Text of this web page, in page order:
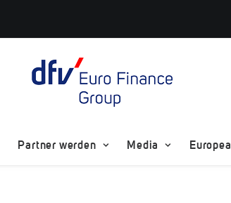
Partner werden Media